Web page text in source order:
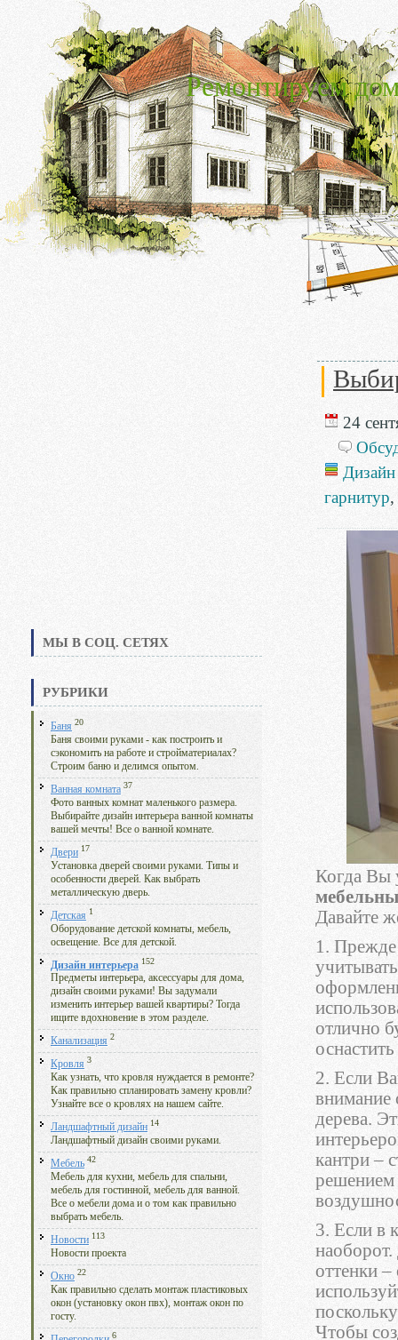
Ремонтируем
МЫ В СОЦ. СЕТЯХ
РУБРИКИ
Баня 20
Баня своими руками - как построить и
сэкономить на работе и стройматериалах?
Строим баню и делимся опытом.
Ванная комната 37
Фото ванных комнат маленького размера.
Выбирайте дизайн интерьера ванной комнаты
вашей мечты! Все о ванной комнате.
Двери 17
Установка дверей своими руками. Типы и
особенности дверей. Как выбрать
металлическую дверь.
Детская 1
Оборудование детской комнаты, мебель,
освещение. Все для детской.
Дизайн интерьера 152
Предметы интерьера, аксессуары для дома,
дизайн своими руками! Вы задумали
изменить интерьер вашей квартиры? Тогда
ищите вдохновение в этом разделе.
Канализация 2
Кровля 3
Как узнать, что кровля нуждается в ремонте?
Как правильно спланировать замену кровли?
Узнайте все о кровлях на нашем сайте.
Ландшафтный дизайн 14
Ландшафтный дизайн своими руками.
Мебель 42
Мебель для кухни, мебель для спальни,
мебель для гостинной, мебель для ванной.
Все о мебели дома и о том как правильно
выбрать мебель.
Новости 113
Новости проекта
Окно 22
Как правильно сделать монтаж пластиковых
окон (установку окон пвх), монтаж окон по
госту.
6
24
Дизайн
гарнитур,
Когда Вы
Давайте
1. Прежде
отлично
2. Если
внимание
дерева.
кантри –
решением
3. Если в
оттенки –
Чтобы